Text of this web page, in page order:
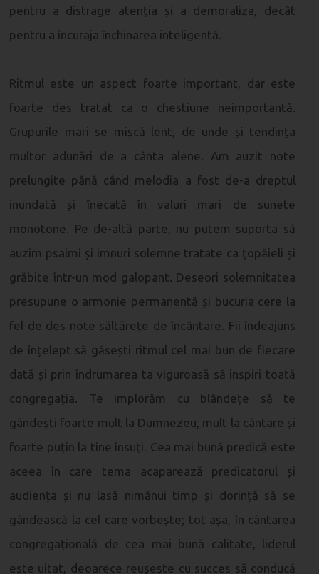
pentru a distrage atenția și a demoraliza, decât
pentru a încuraja închinarea inteligentă.
Ritmul este un aspect foarte important, dar este
foarte des tratat ca o chestiune neimportantă.
Grupurile mari se mișcă lent, de unde și tendința
multor adunări de a cânta alene. Am auzit note
prelungite până când melodia a fost de-a dreptul
inundată și înecată în valuri mari de sunete
monotone. Pe de-altă parte, nu putem suporta să
auzim psalmi și imnuri solemne tratate ca țopăieli și
grăbite într-un mod galopant. Deseori solemnitatea
presupune o armonie permanentă și bucuria cere la
fel de des note săltărețe de încântare. Fii îndeajuns
de înțelept să găsești ritmul cel mai bun de fiecare
dată și prin îndrumarea ta viguroasă să inspiri toată
congregația. Te implorăm cu blândețe să te
gândești foarte mult la Dumnezeu, mult la cântare și
foarte puțin la tine însuți. Cea mai bună predică este
aceea în care tema acaparează predicatorul și
audiența și nu lasă nimănui timp și dorință să se
gândească la cel care vorbește; tot așa, în cântarea
congregațională de cea mai bună calitate, liderul
este uitat, deoarece reușește cu succes să conducă